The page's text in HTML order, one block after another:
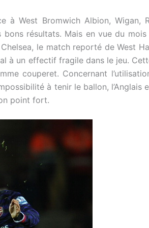
West Bromwich Albion, Wigan,
résultats. Mais en vue du
le match reporté de West
à un effectif fragile dans le jeu.
couperet. Concernant
à tenir le ballon,
point fort.